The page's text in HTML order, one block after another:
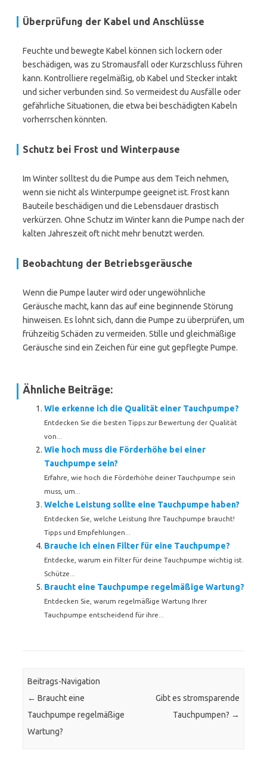
Überprüfung der Kabel und Anschlüsse
Feuchte und bewegte Kabel können sich lockern oder
beschädigen, was zu Stromausfall oder Kurzschluss führen
kann. Kontrolliere regelmäßig, ob Kabel und Stecker intakt
und sicher verbunden sind. So vermeidest du Ausfälle oder
gefährliche Situationen, die etwa bei beschädigten Kabeln
vorherrschen könnten.
Schutz bei Frost und Winterpause
Im Winter solltest du die Pumpe aus dem Teich nehmen,
wenn sie nicht als Winterpumpe geeignet ist. Frost kann
Bauteile beschädigen und die Lebensdauer drastisch
verkürzen. Ohne Schutz im Winter kann die Pumpe nach der
kalten Jahreszeit oft nicht mehr benutzt werden.
Beobachtung der Betriebsgeräusche
Wenn die Pumpe lauter wird oder ungewöhnliche
Geräusche macht, kann das auf eine beginnende Störung
hinweisen. Es lohnt sich, dann die Pumpe zu überprüfen, um
frühzeitig Schäden zu vermeiden. Stille und gleichmäßige
Geräusche sind ein Zeichen für eine gut gepflegte Pumpe.
Ähnliche Beiträge:
Wie erkenne ich die Qualität einer Tauchpumpe?
Entdecken Sie die besten Tipps zur Bewertung der Qualität
von...
Wie hoch muss die Förderhöhe bei einer
Tauchpumpe sein?
Erfahre, wie hoch die Förderhöhe deiner Tauchpumpe sein
muss, um...
Welche Leistung sollte eine Tauchpumpe haben?
Entdecken Sie, welche Leistung Ihre Tauchpumpe braucht!
Tipps und Empfehlungen...
Brauche ich einen Filter für eine Tauchpumpe?
Entdecke, warum ein Filter für deine Tauchpumpe wichtig ist.
Schütze...
Braucht eine Tauchpumpe regelmäßige Wartung?
Entdecken Sie, warum regelmäßige Wartung Ihrer
Tauchpumpe entscheidend für ihre...
Beitrags-Navigation
← Braucht eine
Tauchpumpe regelmäßige
Wartung?
Gibt es stromsparende
Tauchpumpen? →